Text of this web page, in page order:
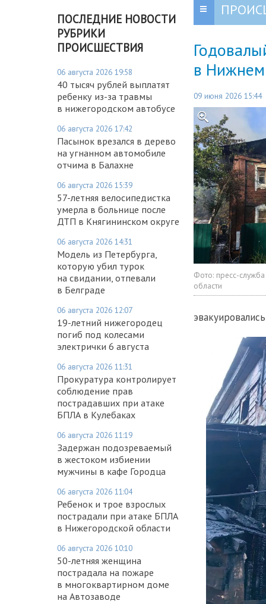
ПОСЛЕДНИЕ НОВОСТИ
РУБРИКИ
ПРОИСШЕСТВИЯ
06 августа 2026 19:58
40 тысяч рублей выплатят
ребенку из-за травмы
в нижегородском автобусе
06 августа 2026 17:42
Пасынок врезался в дерево
на угнанном автомобиле
отчима в Балахне
06 августа 2026 15:39
57-летняя велосипедистка
умерла в больнице после
ДТП в Княгининском округе
06 августа 2026 14:31
Модель из Петербурга,
которую убил турок
на свидании, отпевали
в Белграде
06 августа 2026 12:07
19-летний нижегородец
погиб под колесами
электрички 6 августа
06 августа 2026 11:31
Прокуратура контролирует
соблюдение прав
пострадавших при атаке
БПЛА в Кулебаках
06 августа 2026 11:19
Задержан подозреваемый
в жестоком избиении
мужчины в кафе Городца
06 августа 2026 11:04
Ребенок и трое взрослых
пострадали при атаке БПЛА
в Нижегородской области
06 августа 2026 10:10
50-летняя женщина
пострадала на пожаре
в многоквартирном доме
на Автозаводе
в
09 июня 2026 15:44
Фото: пресс-
области